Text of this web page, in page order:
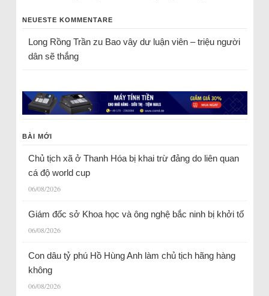
NEUESTE KOMMENTARE
Long Rồng Trầnzu Bao vây dư luận viên – triệu người
dân sẽ thắng
BÀI MỚI
Chủ tịch xã ở Thanh Hóa bị khai trừ đảng do liên quan
cá độ world cup
06/08/2026
Giám đốc sở Khoa học và ông nghệ bắc ninh bị khởi tố
06/08/2026
Con dâu tỷ phú Hồ Hùng Anh làm chủ tịch hãng hàng
không
06/08/2026